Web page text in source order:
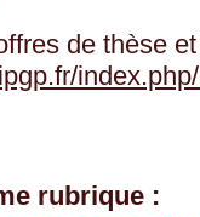
de thèse
rubrique :